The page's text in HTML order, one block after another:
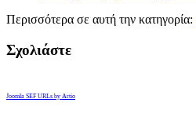
Περισσότερα σε αυτή την κατηγορία:
Σχολιάστε
Joomla SEF URLs by Artio